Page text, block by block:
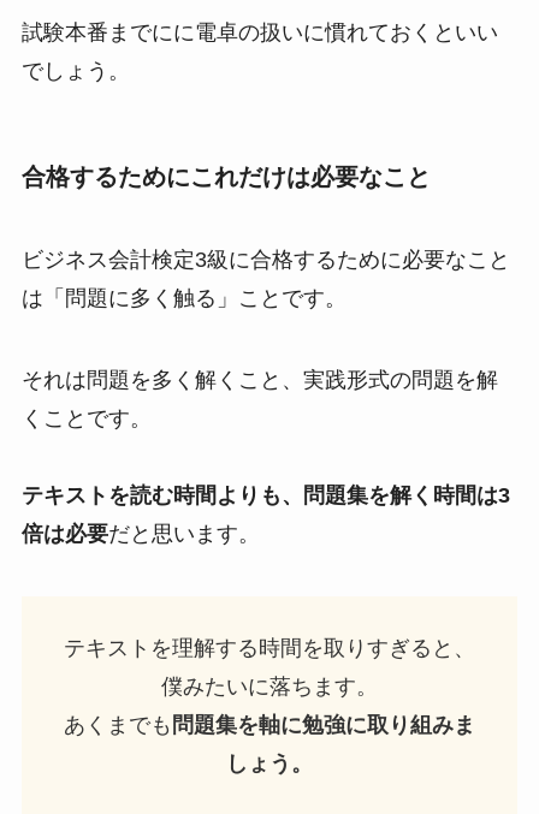
試験本番までにに電卓の扱いに慣れておくといい
でしょう。
合格するためにこれだけは必要なこと
ビジネス会計検定3級に合格するために必要なこと
は「問題に多く触る」ことです。
それは問題を多く解くこと、実践形式の問題を解
くことです。
テキストを読む時間よりも、問題集を解く時間は3
倍は必要だと思います。
テキストを理解する時間を取りすぎると、
僕みたいに落ちます。
あくまでも 問題集を軸に勉強に取り組みま
しょう。